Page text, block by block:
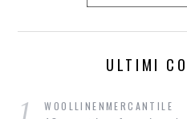
ULTIMI
1 WOOLLINENMERCANTILE